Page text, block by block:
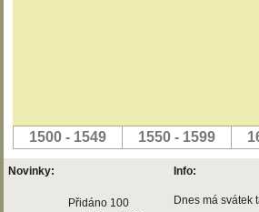
1500 - 1549 1550 - 1599
Novinky: Info:
Přidáno 100
Dnes má svátek